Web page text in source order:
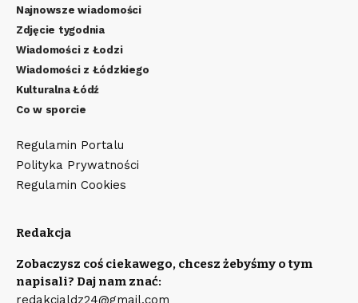
Najnowsze wiadomości
Zdjęcie tygodnia
Wiadomości z Łodzi
Wiadomości z Łódzkiego
Kulturalna Łódź
Co w sporcie
Regulamin Portalu
Polityka Prywatności
Regulamin Cookies
Redakcja
Zobaczysz coś ciekawego, chcesz żebyśmy o tym
napisali? Daj nam znać:
redakcjaldz24@gmail.com